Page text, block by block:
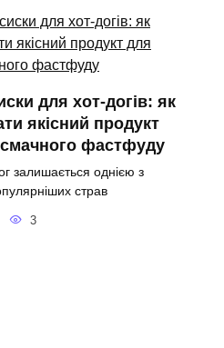
для хот-догів: як
якісний продукт
фастфуду
залишається однією з
страв
3